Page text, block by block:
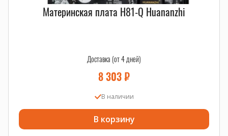
Материнская плата H81-Q Huananzhi
Доставка (от 4 дней)
8 303₽
В наличии
В корзину